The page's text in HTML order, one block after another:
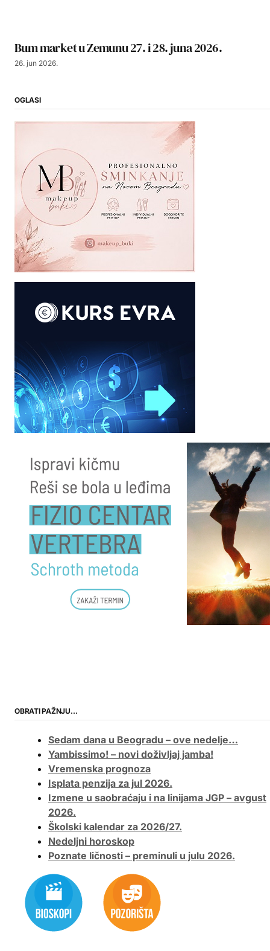
Bum market u Zemunu 27. i 28. juna 2026.
26. jun 2026.
OGLASI
OBRATI PAŽNJU…
Sedam dana u Beogradu – ove nedelje…
Yambissimo! – novi doživljaj jamba!
Vremenska prognoza
Isplata penzija za jul 2026.
Izmene u saobraćaju i na linijama JGP – avgust
2026.
Školski kalendar za 2026/27.
Nedeljni horoskop
Poznate ličnosti – preminuli u julu 2026.